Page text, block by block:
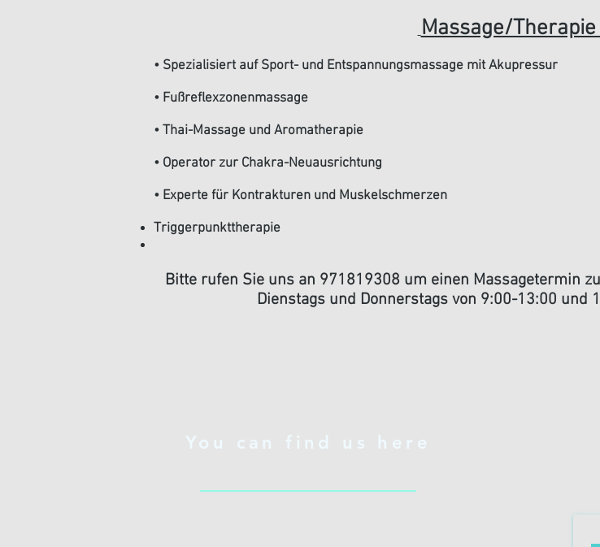
Massage/
• Spezialisiert auf Sport- und Entspannungsmassage mit Akupressur
• Fußreflexzonenmassage
• Thai-Massage und Aromatherapie
• Operator zur Chakra-Neuausrichtung
• Experte für Kontrakturen und Muskelschmerzen
Triggerpunkttherapie
Bitte rufen Sie uns an 971819308 um einen Massagetermin
Dienstags und Donnerstags von 9:00-13:00 und
You can find us here